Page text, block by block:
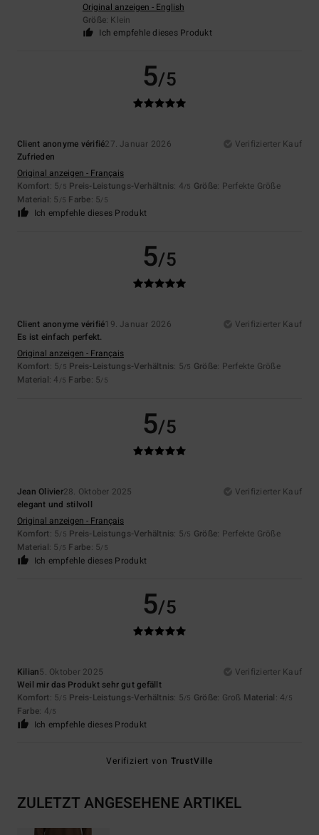
Original anzeigen - English
Größe: Klein
Ich empfehle dieses Produkt
5/5
Client anonyme vérifié27. Januar 2026
Verifizierter Kauf
Zufrieden
Original anzeigen - Français
Komfort: 5/5 Preis-Leistungs-Verhältnis: 4/5 Größe: Perfekte Größe
Material: 5 /5 Farbe: 5/5
Ich empfehle dieses Produkt
5/5
Client anonyme vérifié19. Januar 2026
Verifizierter Kauf
Es ist einfach perfekt.
Original anzeigen - Français
Komfort: 5/5 Preis-Leistungs-Verhältnis: 5/5 Größe: Perfekte Größe
Material: 4 /5 Farbe: 5/5
5/5
Jean Olivier28. Oktober 2025
Verifizierter Kauf
elegant und stilvoll
Original anzeigen - Français
Komfort: 5/5 Preis-Leistungs-Verhältnis: 5/5 Größe: Perfekte Größe
Material: 5 /5 Farbe: 5/5
Ich empfehle dieses Produkt
5/5
Kilian5. Oktober 2025
Verifizierter Kauf
Weil mir das Produkt sehr gut gefällt
Komfort: 5/5 Preis-Leistungs-Verhältnis: 5/5 Größe: Groß Material: 4/5
Farbe: 4/5
Ich empfehle dieses Produkt
Verifiziert von TrustVille
ZULETZT ANGESEHENE ARTIKEL